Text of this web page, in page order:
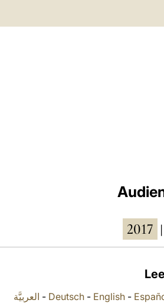
2017
العربيَّة - Deutsch - English -